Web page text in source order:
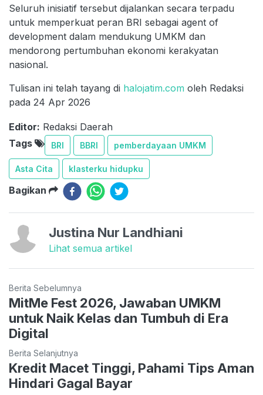
Seluruh inisiatif tersebut dijalankan secara terpadu
untuk memperkuat peran BRI sebagai agent of
development dalam mendukung UMKM dan
mendorong pertumbuhan ekonomi kerakyatan
nasional.
Tulisan ini telah tayang di halojatim.com oleh Redaksi
pada 24 Apr 2026
Editor: Redaksi Daerah
Tags
BRI BBRI pemberdayaan UMKM
Asta Cita klasterku hidupku
Bagikan
Justina Nur Landhiani
Lihat semua artikel
Berita Sebelumnya
MitMe Fest 2026, Jawaban UMKM
untuk Naik Kelas dan Tumbuh di Era
Digital
Berita Selanjutnya
Kredit Macet Tinggi, Pahami Tips Aman
Hindari Gagal Bayar